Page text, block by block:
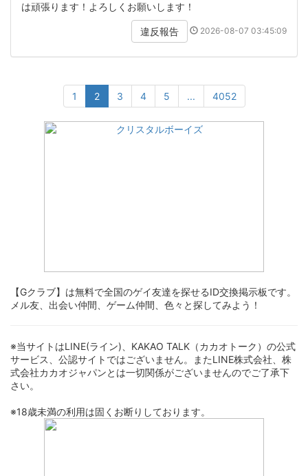
は頑張ります！よろしくお願いします！
違反報告 2026-08-07 03:45:09
1 2 3 4 5 ... 4052
【Gクラブ】は無料で全国のゲイ友達を探せるID交換掲示板です。
メル友、出会い仲間、ゲーム仲間、色々と探してみよう！
※当サイトはLINE(ライン)、KAKAO TALK（カカオトーク）の公式
サービス、公認サイトではございません。またLINE株式会社、株
式会社カカオジャパンとは一切関係がございませんのでご了承下
さい。
※18歳未満の利用は固くお断りしております。